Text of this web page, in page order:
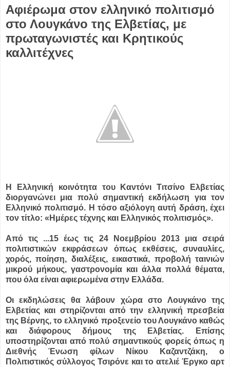
Αφιέρωμα στον ελληνικό πολιτισμό
στο Λουγκάνο της Ελβετίας, με
πρωταγωνιστές και Κρητικούς
καλλιτέχνες
Η Ελληνική κοινότητα του Καντόνι Τιτσίνο Ελβετίας
διοργανώνει μια πολύ σημαντική εκδήλωση για τον
Ελληνικό πολιτισμό. Η τόσο αξιόλογη αυτή δράση, έχει
τον τίτλο: «Ημέρες τέχνης και Ελληνικός πολιτισμός».
Από τις ...15 έως τις 24 Νοεμβρίου 2013 μια σειρά
πολιτιστικών εκφράσεων όπως εκθέσεις, συναυλίες,
χορός, ποίηση, διαλέξεις, εικαστικά, προβολή ταινιών
μικρού μήκους, γαστρονομία και άλλα πολλά θέματα,
που όλα είναι αφιερωμένα στην Ελλάδα.
Οι εκδηλώσεις θα λάβουν χώρα στο Λουγκάνο της
Ελβετίας και στηρίζονται από την ελληνική πρεσβεία
της Βέρνης, το ελληνικό προξενείο του Λουγκάνο καθώς
και διάφορους δήμους της Ελβετίας. Επίσης
υποστηρίζονται από πολύ σημαντικούς φορείς όπως η
Διεθνής Ένωση φίλων Νίκου Καζαντζάκη, ο
Πολιτιστικός σύλλογος Τσιρόνε και το ατελιέ Έργκο αρτ